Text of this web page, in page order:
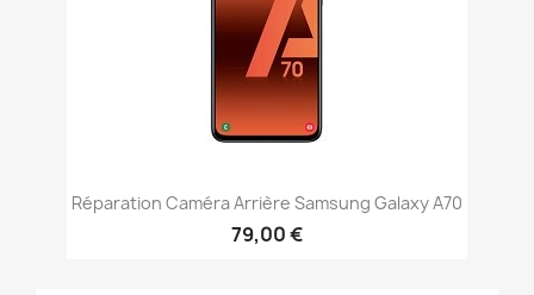
Réparation Caméra Arrière Samsung Galaxy A70
79,00 €